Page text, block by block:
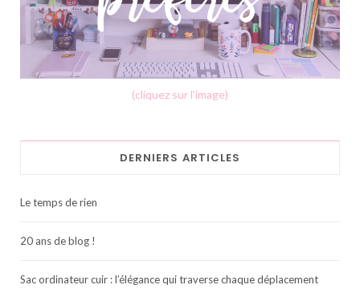
(cliquez sur l'image)
DERNIERS ARTICLES
Le temps de rien
20 ans de blog !
Sac ordinateur cuir : l’élégance qui traverse chaque déplacement